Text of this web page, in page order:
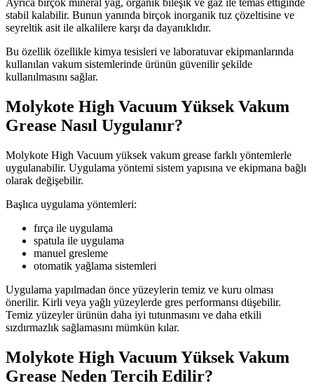
Ayrıca birçok mineral yağ, organik bileşik ve gaz ile temas ettiğinde
stabil kalabilir. Bunun yanında birçok inorganik tuz çözeltisine ve
seyreltik asit ile alkalilere karşı da dayanıklıdır.
Bu özellik özellikle kimya tesisleri ve laboratuvar ekipmanlarında
kullanılan vakum sistemlerinde ürünün güvenilir şekilde
kullanılmasını sağlar.
Molykote High Vacuum Yüksek Vakum
Grease Nasıl Uygulanır?
Molykote High Vacuum yüksek vakum grease farklı yöntemlerle
uygulanabilir. Uygulama yöntemi sistem yapısına ve ekipmana bağlı
olarak değişebilir.
Başlıca uygulama yöntemleri:
fırça ile uygulama
spatula ile uygulama
manuel gresleme
otomatik yağlama sistemleri
Uygulama yapılmadan önce yüzeylerin temiz ve kuru olması
önerilir. Kirli veya yağlı yüzeylerde gres performansı düşebilir.
Temiz yüzeyler ürünün daha iyi tutunmasını ve daha etkili
sızdırmazlık sağlamasını mümkün kılar.
Molykote High Vacuum Yüksek Vakum
Grease Neden Tercih Edilir?